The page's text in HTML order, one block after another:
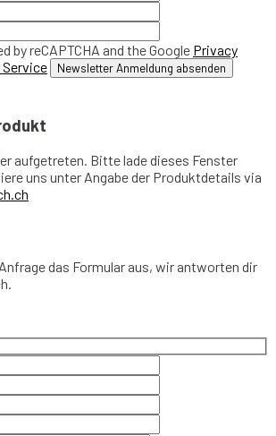
by reCAPTCHA and the Google Privacy
aufgetreten. Bitte lade dieses Fenster
uns unter Angabe der Produktdetails via
das Formular aus, wir antworten dir